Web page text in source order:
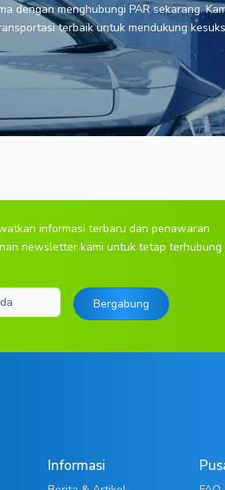
dengan menghubungi PAR sekarang.
terbaik untuk mendukung
informasi terbaru dan penawaran
newsletter kami untuk tetap terhubung
Bergabung
Informasi